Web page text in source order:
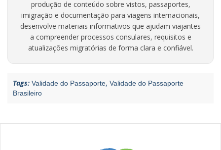
produção de conteúdo sobre vistos, passaportes,
imigração e documentação para viagens internacionais,
desenvolve materiais informativos que ajudam viajantes
a compreender processos consulares, requisitos e
atualizações migratórias de forma clara e confiável.
Tags: Validade do Passaporte, Validade do Passaporte
Brasileiro